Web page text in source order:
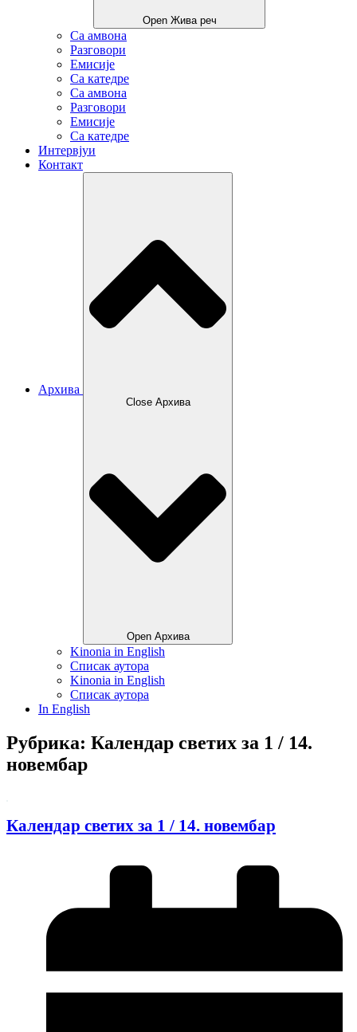
Open Жива реч
Са амвона
Разговори
Емисије
Са катедре
Са амвона
Разговори
Емисије
Са катедре
Интервјуи
Контакт
Архива
Close Архива
Open Архива
Kinonia in English
Списак аутора
Kinonia in English
Списак аутора
In English
Рубрика: Календар светих за 1 / 14.
новембар
Календар светих за 1 / 14. новембар